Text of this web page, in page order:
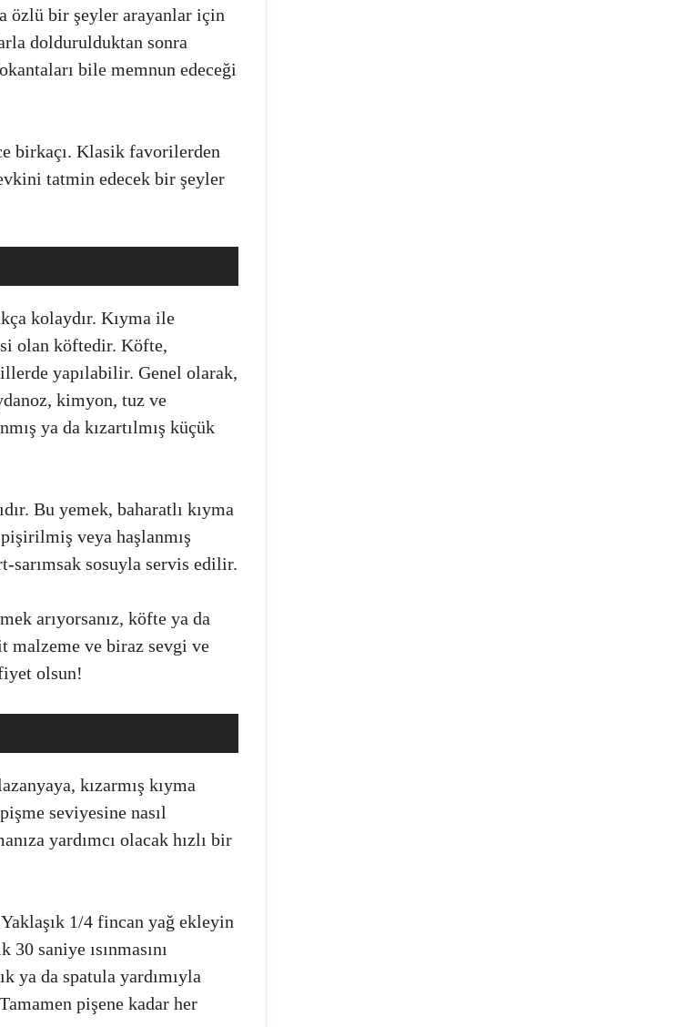
özlü bir şeyler arayanlar için
doldurulduktan sonra
bile memnun edeceği
birkaçı. Klasik favorilerden
tatmin edecek bir şeyler
kolaydır. Kıyma ile
olan köftedir. Köfte,
yapılabilir. Genel olarak,
kimyon, tuz ve
ya da kızartılmış küçük
Bu yemek, baharatlı kıyma
veya haşlanmış
sarımsak sosuyla servis edilir.
arıyorsanız, köfte ya da
malzeme ve biraz sevgi ve
olsun!
kızarmış kıyma
seviyesine nasıl
yardımcı olacak hızlı bir
1/4 fincan yağ ekleyin
saniye ısınmasını
ya da spatula yardımıyla
pişene kadar her